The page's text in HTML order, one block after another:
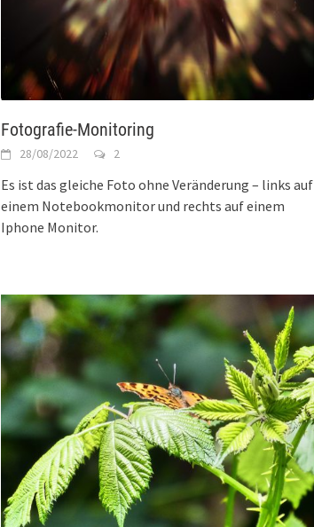
Fotografie-Monitoring
28/08/2022 2
Es ist das gleiche Foto ohne Veränderung – links auf
einem Notebookmonitor und rechts auf einem
Iphone Monitor.